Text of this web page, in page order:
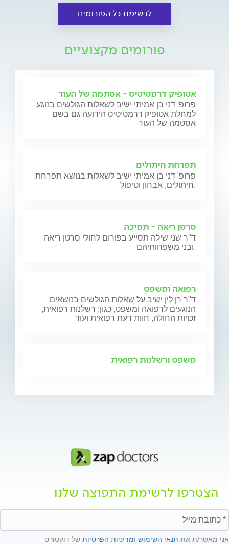
לרשימת כל הפורומים
פורומים מקצועיים
אטופיק דרמטיטיס - אסתמה של העור
פרופ' דני בן אמיתי ישיב לשאלות הגולשים בנוגע
למחלת אטופיק דרמטיטיס הידועה גם בשם
אסטמה של העור
תפרחת חיתולים
פרופ' דני בן אמיתי ישיב לשאלות בנושא תפרחת
חיתולים, אבחון וטיפול.
סרטן ריאה - תמיכה
ד"ר שני שילה תסייע בפורום לחולי סרטן ריאה
ובני משפחותיהם.
רפואה ומשפט
ד"ר רן לין ישיב על שאלות הגולשים בנושאים
הנוגעים לרפואה ומשפט, כגון: רשלנות רפואית,
זכויות החולה, חוות דעת רפואית ועוד
משפט ורשלנות רפואית
הצטרפו לרשימת התפוצה שלנו
אני מאשר/ת את תנאי השימוש ומדיניות הפרטיות של דוקטורס